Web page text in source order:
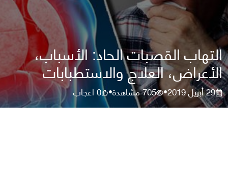
التهاب القصبات الحاد: الأسباب،
الأعراض، العلاج والاستطبابات
29 أبريل 2019 •
705مشاهدة•
0اعجاب